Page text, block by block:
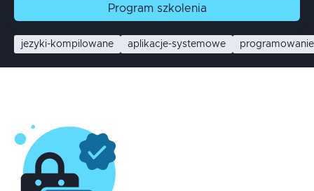
Program szkolenia
jezyki-kompilowane aplikacje-systemowe